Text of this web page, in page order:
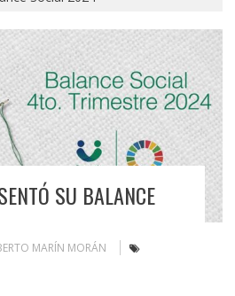
SU BALANCE
MARÍN MORÁN